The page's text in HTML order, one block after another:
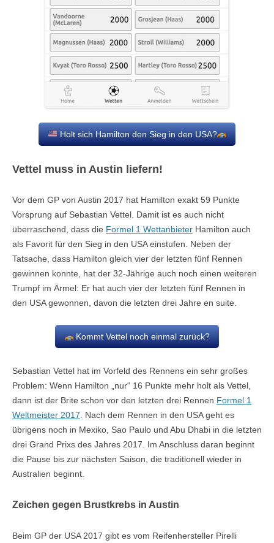
Holt sich Hamilton den Sieg in den USA?
Vettel muss in Austin liefern!
Vor dem GP von Austin 2017 hat Hamilton exakt 59 Punkte
Vorsprung auf Sebastian Vettel. Damit ist es auch nicht
überraschend, dass die Formel 1 Wettanbieter Hamilton auch
als Favorit für den Sieg in den USA einstufen. Neben der
Tatsache, dass Hamilton gleich vier der letzten fünf Rennen
gewinnen konnte, hat der 32-Jährige auch noch einen weiteren
Trumpf im Ärmel: Er hat auch vier der letzten fünf Rennen in
den USA gewonnen, davon die letzten drei Jahre en suite.
Kommt Vettel noch einmal zurück?
Sebastian Vettel hat im Vorfeld des Rennens ein sehr großes
Problem: Wenn Hamilton „nur“ 16 Punkte mehr holt als Vettel,
dann ist der Brite schon vor den letzten drei Rennen Formel 1
Weltmeister 2017 . Nach dem Rennen in den USA geht es
übrigens noch in Mexiko, Sao Paulo und Abu Dhabi in die letzten
drei Grand Prixs des Jahres 2017. Im Anschluss daran beginnt
die Pause bis zur nächsten Saison, die traditionell wieder in
Australien beginnt.
Zeichen gegen Brustkrebs in Austin
Beim GP der USA 2017 gibt es vom Reifenhersteller Pirelli